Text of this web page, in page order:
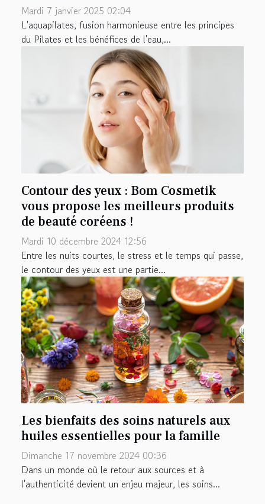
Mardi 7 janvier 2025 02:04
L'aquapilates, fusion harmonieuse entre les principes
du Pilates et les bénéfices de l'eau,...
Contour des yeux : Bom Cosmetik
vous propose les meilleurs produits
de beauté coréens !
Mardi 10 décembre 2024 12:56
Entre les nuits courtes, le stress et le temps qui passe,
le contour des yeux est une partie...
Les bienfaits des soins naturels aux
huiles essentielles pour la famille
Dimanche 17 novembre 2024 00:36
Dans un monde où le retour aux sources et à
l'authenticité devient un enjeu majeur, les soins...